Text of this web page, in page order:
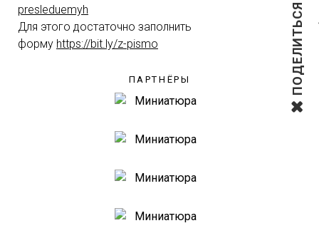
ПОДЕЛИТЬСЯ
presleduemyh
Для этого достаточно заполнить
форму https://bit.ly/z-pismo
ПАРТНЁРЫ